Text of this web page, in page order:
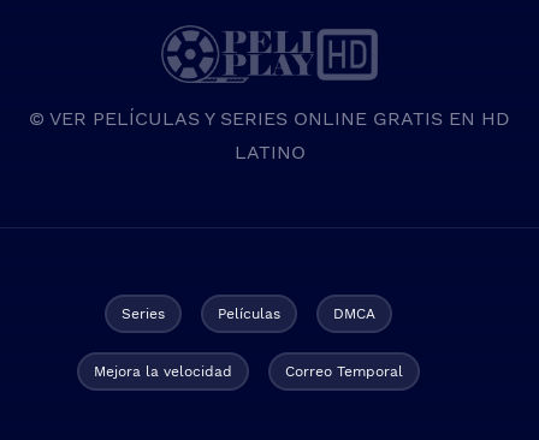
© VER PELÍCULAS Y SERIES ONLINE GRATIS EN HD
LATINO
Series Películas DMCA
Mejora la velocidad Correo Temporal